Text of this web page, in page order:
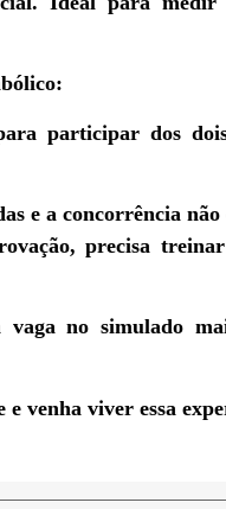
participar dos
e a concorrência não
precisa
vaga no simulado
e venha viver essa